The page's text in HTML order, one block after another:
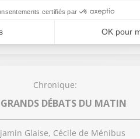
Eric Revel
de l’UE contre la Russie.
Chronique:
GRANDS DÉBATS DU MATIN
Glaise, Cécile de Ménibus